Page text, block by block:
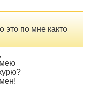
это по мне както